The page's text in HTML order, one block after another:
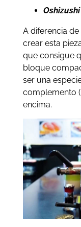
Oshizushi
A diferencia
crear esta
que consigue
bloque
ser una
complemento
encima.